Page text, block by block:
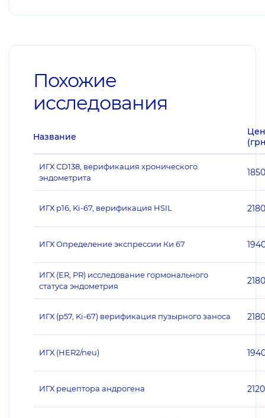
Похожие
исследования
Название
ИГХ CD138, верификация хронического
эндометрита
1850
ИГХ p16, Ki-67, верификация HSIL 2180
ИГХ Определение экспрессии Ки 67
ИГХ (ER, PR) исследование гормонального
статуса эндометрия
2180
ИГХ (p57, Ki-67) верификация пузырного заноса 2180
ИГХ (НЕR2/neu)
ИГХ рецептора андрогена 2120